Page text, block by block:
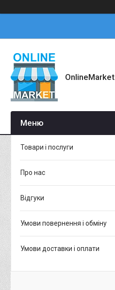
OnlineMarket
Товари і послуги
Про нас
Відгуки
Умови повернення і обміну
Умови доставки і оплати